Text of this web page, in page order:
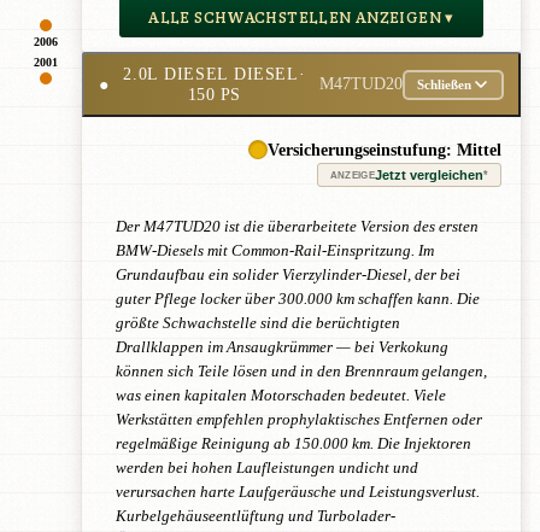
2006
ALLE SCHWACHSTELLEN ANZEIGEN ▾
2001
●
2.0L DIESEL DIESEL·
150 PS
M47TUD20 Schließen
Versicherungseinstufung: Mittel
ANZEIGEJetzt vergleichen*
Der M47TUD20 ist die überarbeitete Version des ersten
BMW-Diesels mit Common-Rail-Einspritzung. Im
Grundaufbau ein solider Vierzylinder-Diesel, der bei
guter Pflege locker über 300.000 km schaffen kann. Die
größte Schwachstelle sind die berüchtigten
Drallklappen im Ansaugkrümmer — bei Verkokung
können sich Teile lösen und in den Brennraum gelangen,
was einen kapitalen Motorschaden bedeutet. Viele
Werkstätten empfehlen prophylaktisches Entfernen oder
regelmäßige Reinigung ab 150.000 km. Die Injektoren
werden bei hohen Laufleistungen undicht und
verursachen harte Laufgeräusche und Leistungsverlust.
Kurbelgehäuseentlüftung und Turbolader-